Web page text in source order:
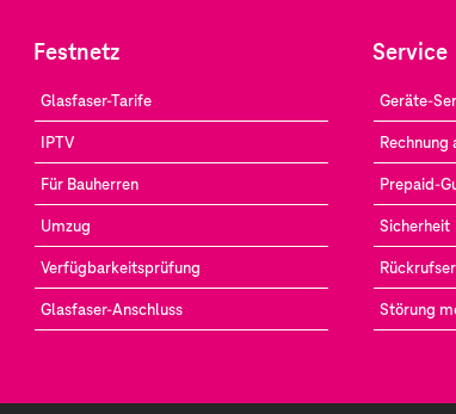
Festnetz
Glasfaser-Tarife
IPTV
Für Bauherren
Umzug
Verfügbarkeitsprüfung
Glasfaser-Anschluss
Service
Geräte-
Rechnung
Prepaid-
Sicherheit
Störung